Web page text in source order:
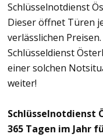
Schlüsselnotdienst
Dieser öffnet Türen
verlässlichen
Schlüsseldienst
einer solchen
weiter!
Schlüsselnotdienst
365 Tagen im Jahr